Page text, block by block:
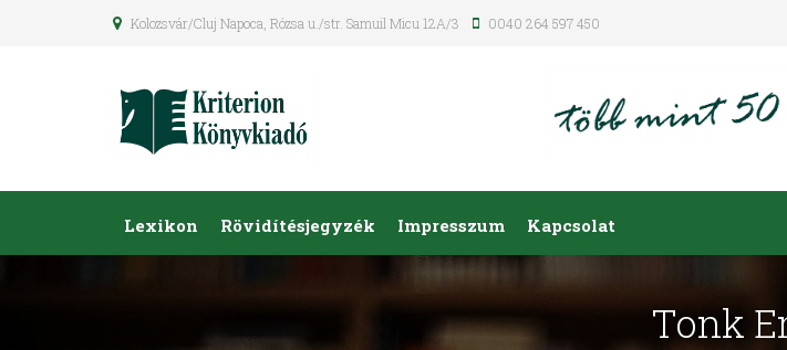
Kolozsvár/Cluj Napoca, Rózsa u./str. Samuil Micu 12A/3 0040 264 597 450
Lexikon Rövidítésjegyzék Impresszum Kapcsolat
Tonk